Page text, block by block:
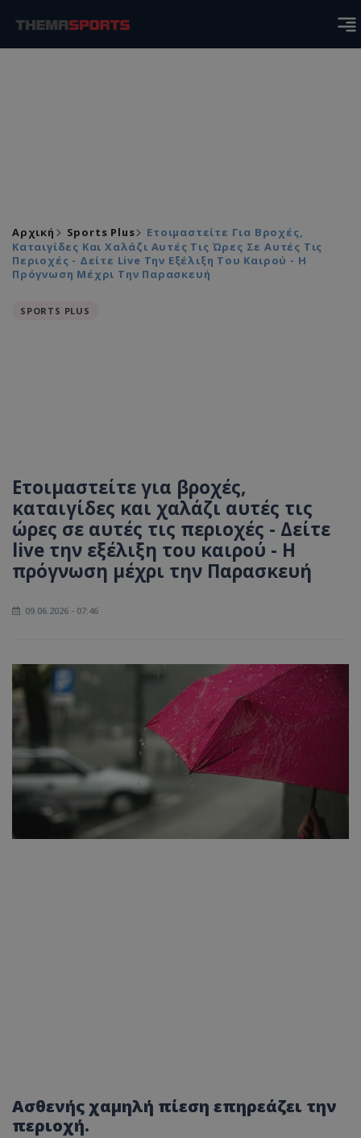
Αρχική Sports Plus
Ετοιμαστείτε Για Βροχές,
Καταιγίδες Και Χαλάζι Αυτές Τις Ώρες Σε Αυτές Τις
Περιοχές - Δείτε Live Την Εξέλιξη Του Καιρού - Η
Πρόγνωση Μέχρι Την Παρασκευή
SPORTS PLUS
Ετοιμαστείτε για βροχές,
καταιγίδες και χαλάζι αυτές τις
ώρες σε αυτές τις περιοχές - Δείτε
live την εξέλιξη του καιρού - Η
πρόγνωση μέχρι την Παρασκευή
09.06.2026 - 07:46
Ασθενής χαμηλή πίεση επηρεάζει την
περιοχή.